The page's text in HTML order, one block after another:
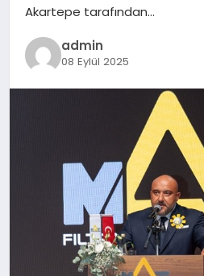
TEKNOLOJI
YAŞAM
Akartepe tarafından…
admin
08 Eylül 2025